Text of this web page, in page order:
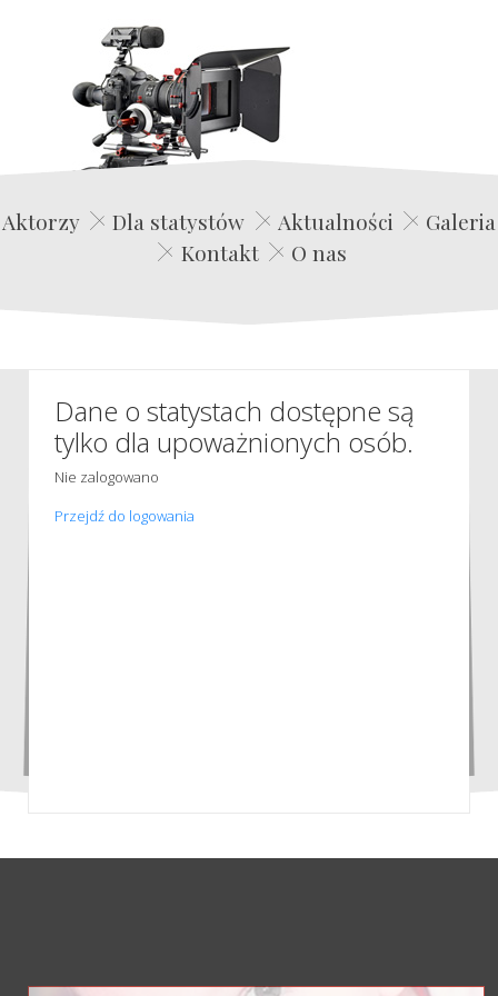
Edwin Film Agencja Aktorska
Aktorzy Dla statystów Aktualności
Galeria
Kontakt
O nas
Dane o statystach dostępne są
tylko dla upoważnionych osób.
Nie zalogowano
Przejdź do logowania